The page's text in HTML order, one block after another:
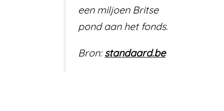
een miljoen Britse
pond aan het fonds.
Bron: standaard.be